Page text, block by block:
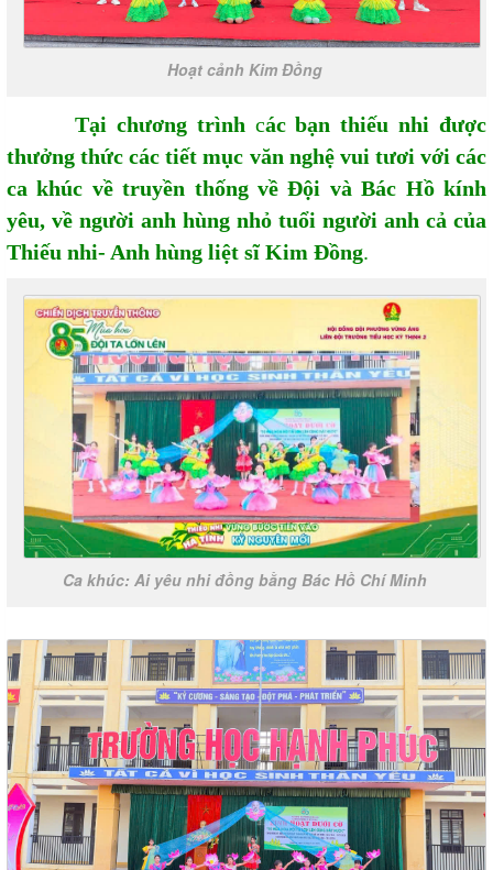
Hoạt cảnh Kim Đồng
Tại chương trình các bạn thiếu nhi được
thưởng thức các tiết mục văn nghệ vui tươi với các
ca khúc về truyền thống về Đội và Bác Hồ kính
yêu, về người anh hùng nhỏ tuổi người anh cả của
Thiếu nhi- Anh hùng liệt sĩ Kim Đồng.
Ca khúc: Ai yêu nhi đồng bằng Bác Hồ Chí Minh